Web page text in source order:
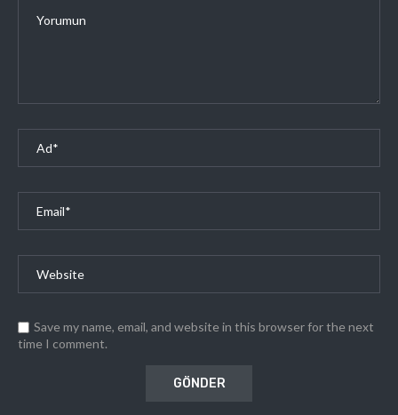
Save my name, email, and website in this browser for the next
time I comment.